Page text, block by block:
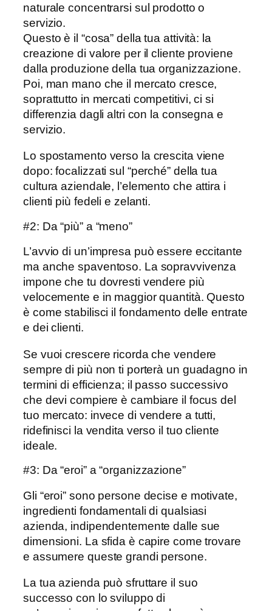
naturale concentrarsi sul prodotto o
servizio.
Questo è il “cosa” della tua attività: la
creazione di valore per il cliente proviene
dalla produzione della tua organizzazione.
Poi, man mano che il mercato cresce,
soprattutto in mercati competitivi, ci si
differenzia dagli altri con la consegna e
servizio.
Lo spostamento verso la crescita viene
dopo: focalizzati sul “perché” della tua
cultura aziendale, l’elemento che attira i
clienti più fedeli e zelanti.
#2: Da “più” a “meno”
L’avvio di un’impresa può essere eccitante
ma anche spaventoso. La sopravvivenza
impone che tu dovresti vendere più
velocemente e in maggior quantità. Questo
è come stabilisci il fondamento delle entrate
e dei clienti.
Se vuoi crescere ricorda che vendere
sempre di più non ti porterà un guadagno in
termini di efficienza; il passo successivo
che devi compiere è cambiare il focus del
tuo mercato: invece di vendere a tutti,
ridefinisci la vendita verso il tuo cliente
ideale.
#3: Da “eroi” a “organizzazione”
Gli “eroi” sono persone decise e motivate,
ingredienti fondamentali di qualsiasi
azienda, indipendentemente dalle sue
dimensioni. La sfida è capire come trovare
e assumere queste grandi persone.
La tua azienda può sfruttare il suo
successo con lo sviluppo di